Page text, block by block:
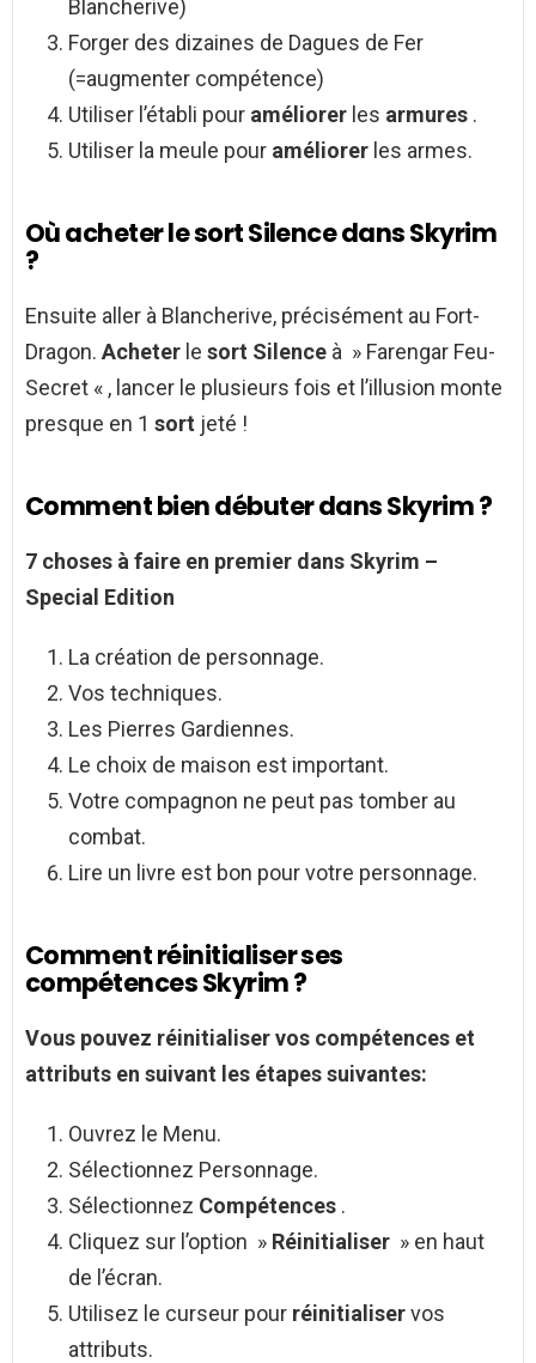
Blancherive)
Forger des dizaines de Dagues de Fer
(=augmenter compétence)
Utiliser l’établi pour améliorer les armures .
Utiliser la meule pour améliorer les armes.
Où acheter le sort Silence dans Skyrim
?
Ensuite aller à Blancherive, précisément au Fort-
Dragon. Acheter le sort Silence à » Farengar Feu-
Secret « , lancer le plusieurs fois et l’illusion monte
presque en 1 sort jeté !
Comment bien débuter dans Skyrim ?
7 choses à faire en premier dans Skyrim –
Special Edition
La création de personnage.
Vos techniques.
Les Pierres Gardiennes.
Le choix de maison est important.
Votre compagnon ne peut pas tomber au
combat.
Lire un livre est bon pour votre personnage.
Comment réinitialiser ses
compétences Skyrim ?
Vous pouvez réinitialiservos compétences et
attributs en suivant les étapes suivantes:
Ouvrez le Menu.
Sélectionnez Personnage.
Sélectionnez Compétences .
Cliquez sur l’option » Réinitialiser » en haut
de l’écran.
Utilisez le curseur pour réinitialiservos
attributs.